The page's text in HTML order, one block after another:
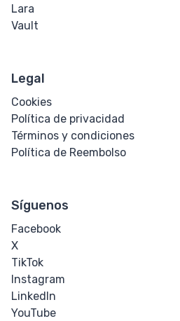
Lara
Vault
Legal
Cookies
Política de privacidad
Términos y condiciones
Política de Reembolso
Síguenos
Facebook
X
TikTok
Instagram
LinkedIn
YouTube